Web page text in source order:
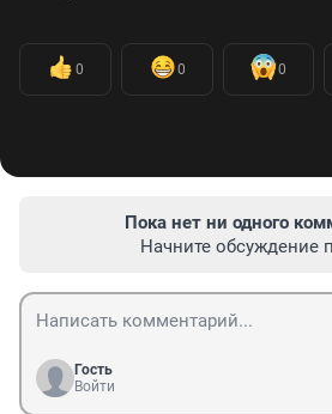
0 0 0
Пока нет ни одного
Начните обсуждение
Гость
Войти